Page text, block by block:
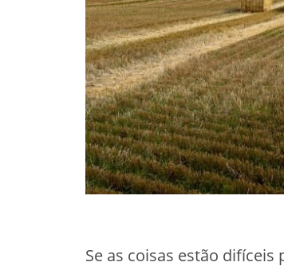
Se as coisas estão